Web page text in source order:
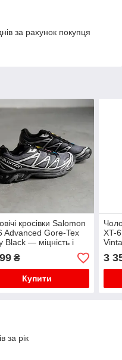
за рахунок покупця
кросівки Salomon
Advanced Gore-Tex
Black — міцність і
на кожен день
₴
Купити
XT-
3
за рік